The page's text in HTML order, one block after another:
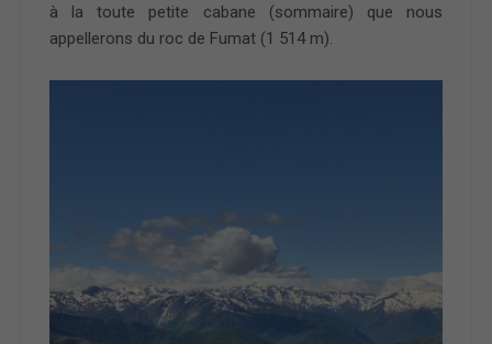
à la toute petite cabane (sommaire) que nous
appellerons du roc de Fumat (1 514 m).